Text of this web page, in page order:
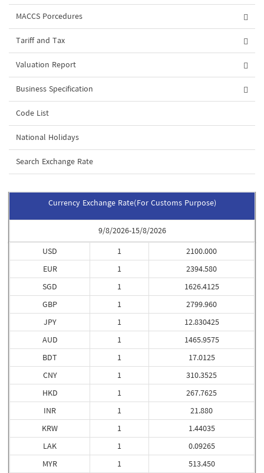
MACCS Porcedures
Tariff and Tax
Valuation Report
Business Specification
Code List
National Holidays
Search Exchange Rate
Currency Exchange Rate(For Customs Purpose)
9/8/2026-15/8/2026
USD
EUR
SGD
GBP
JPY
AUD
BDT
CNY
HKD
INR
KRW
LAK
MYR
1
1
1
1
1
1
1
1
1
1
1
1
1
2100.000
2394.580
1626.4125
2799.960
12.830425
1465.9575
17.0125
310.3525
267.7625
21.880
1.44035
0.09265
513.450